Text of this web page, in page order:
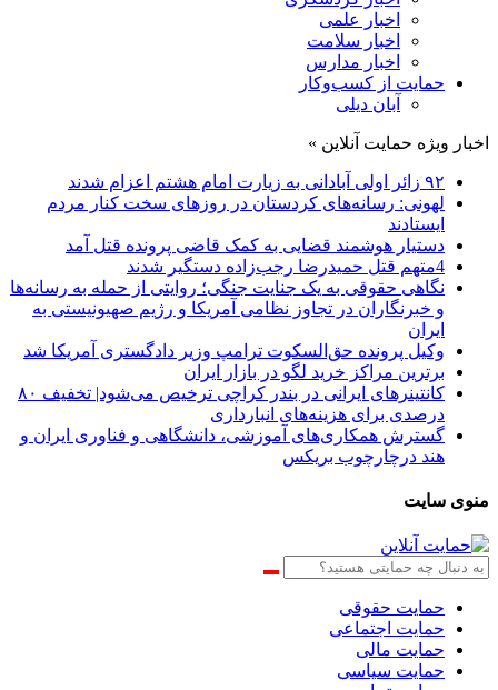
اخبار علمی
اخبار سلامت
اخبار مدارس
حمایت از کسب‌وکار
آبان دیلی
اخبار ویژه حمایت آنلاین »
۹۲ زائر اولی آبادانی به زیارت امام هشتم اعزام شدند
لهونی: رسانه‌های کردستان در روزهای سخت کنار مردم
ایستادند
دستیار هوشمند قضایی به کمک قاضی پرونده قتل آمد
4متهم قتل حمیدرضا رجب‌زاده دستگیر شدند
نگاهی حقوقی به یک جنایت جنگی؛ روایتی از حمله به رسانه‌ها
و خبرنگاران در تجاوز نظامی آمریکا و رژیم صهیونیستی به
ایران
وکیل پرونده حق‌السکوت ترامپ وزیر دادگستری آمریکا شد
برترین مراکز خرید لگو در بازار ایران
کانتینرهای ایرانی در بندر کراچی ترخیص می‌شود| تخفیف ۸۰
درصدی برای هزینه‌های انبارداری
گسترش همکاری‌های آموزشی، دانشگاهی و فناوری ایران و
هند درچارچوب بریکس
منوی سایت
حمایت حقوقی
حمایت اجتماعی
حمایت مالی
حمایت سیاسی